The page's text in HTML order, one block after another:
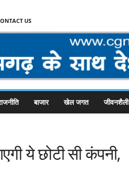
US
बाजार खेल जगत जीवनशैली
ये छोटी सी कंपनी,